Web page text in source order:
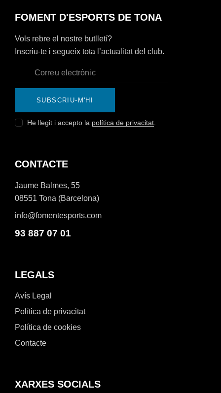
FOMENT D'ESPORTS DE TONA
Vols rebre el nostre butlletí?
Inscriu-te i segueix tota l’actualitat del club.
SUBSCRIU-M'HI
He llegit i accepto la política de privacitat
CONTACTE
Jaume Balmes, 55
08551 Tona (Barcelona)
info@fomentesports.com
93 887 07 01
LEGALS
Avís Legal
Política de privacitat
Política de cookies
Contacte
XARXES SOCIALS